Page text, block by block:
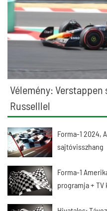
Vélemény:
Russelllel
Forma-1 2024,
sajtóvisszhang
Forma-1
programja +